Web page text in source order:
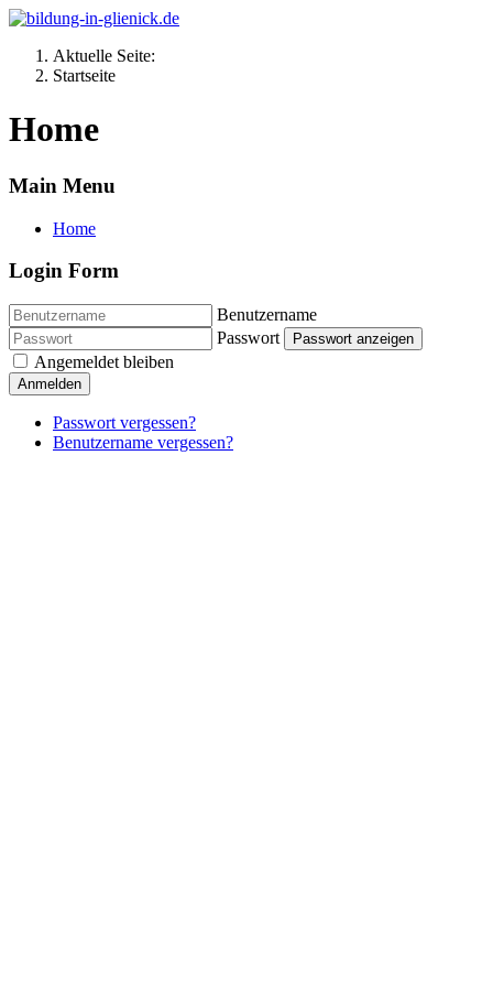
Aktuelle Seite:
Startseite
Home
Main Menu
Home
Login Form
Benutzername
Passwort
Passwort anzeigen
Angemeldet bleiben
Anmelden
Passwort vergessen?
Benutzername vergessen?